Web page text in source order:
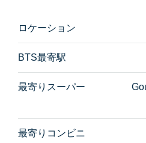
ロケーション
BTS最寄駅
最寄りスーパー
最寄りコンビニ